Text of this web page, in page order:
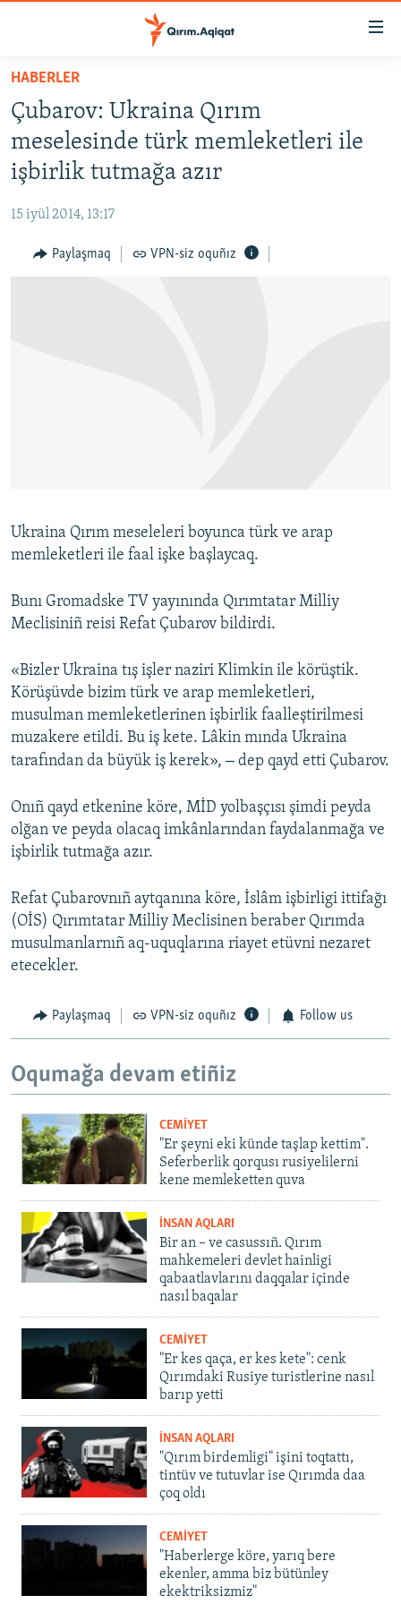
Esas
qaytmaq
Baş
navigatsiyağa
qaytmaq
Qıdıruvğa
qaytmaq
HABERLER
SİYASET
İQTİSADİYAT
MEDENİYET
İNSAN AQLARI
RFE/RS bütün saytları
HABERLER
Çubarov: Ukraina Qırım
meselesinde türk memleketleri ile
işbirlik tutmağa azır
15 iyül 2014, 13:17
Paylaşmaq VPN-siz oquñız
Ukraina Qırım meseleleri boyunca türk ve arap
memleketleri ile faal işke başlaycaq.
Bunı Gromadske TV yayınında Qırımtatar Milliy
Meclisiniñ reisi Refat Çubarov bildirdi.
«Bizler Ukraina tış işler naziri Klimkin ile körüştik.
Körüşüvde bizim türk ve arap memleketleri,
musulman memleketlerinen işbirlik faalleştirilmesi
muzakere etildi. Bu iş kete. Lâkin mında Ukraina
tarafından da büyük iş kerek», – dep qayd etti Çubarov.
Onıñ qayd etkenine köre, MİD yolbaşçısı şimdi peyda
olğan ve peyda olacaq imkânlarından faydalanmağa ve
işbirlik tutmağa azır.
Refat Çubarovnıñ aytqanına köre, İslâm işbirligi ittifağı
(OİS) Qırımtatar Milliy Meclisinen beraber Qırımda
musulmanlarnıñ aq-uquqlarına riayet etüvni nezaret
etecekler.
Paylaşmaq VPN-siz oquñız Follow us
Oqumağa devam etiñiz
CEMİYET
"Er şeyni eki künde taşlap kettim".
Seferberlik qorqusı rusiyelilerni
kene memleketten quva
İNSAN AQLARI
Bir an – ve casussıñ. Qırım
mahkemeleri devlet hainligi
qabaatlavlarını daqqalar içinde
nasıl baqalar
CEMİYET
"Er kes qaça, er kes kete": cenk
Qırımdaki Rusiye turistlerine nasıl
barıp yetti
İNSAN AQLARI
"Qırım birdemligi" işini toqtattı,
tintüv ve tutuvlar ise Qırımda daa
çoq oldı
CEMİYET
"Haberlerge köre, yarıq bere
ekenler, amma biz bütünley
ekektriksizmiz"